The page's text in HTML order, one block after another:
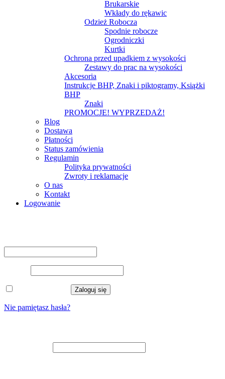
Brukarskie
Wkłady do rękawic
Odzież Robocza
Spodnie robocze
Ogrodniczki
Kurtki
Ochrona przed upadkiem z wysokości
Zestawy do prac na wysokości
Akcesoria
Instrukcje BHP, Znaki i piktogramy, Książki
BHP
Znaki
PROMOCJE! WYPRZEDAŻ!
Blog
Dostawa
Płatności
Status zamówienia
Regulamin
Polityka prywatności
Zwroty i reklamacje
O nas
Kontakt
Logowanie
Zaloguj się
Nie pamiętasz hasła?